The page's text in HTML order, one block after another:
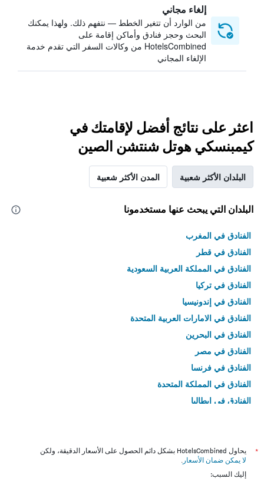
إلغاء مجاني
من الوارد أن تتغير الخطط — نتفهم ذلك. ولهذا يمكنك
البحث وحجز فنادق وأماكن إقامة على
HotelsCombined من وكالات السفر التي تقدم خدمة
الإلغاء المجاني
اعثر على نتائج أفضل لإقامتك في
كيمبنسكي هوتل شنتشن الصين
البلدان الأكثر شعبية المدن الأكثر شعبية
البلدان التي يبحث عنها مستخدمونا
الفنادق في المغرب
الفنادق في قطر
الفنادق في المملكة العربية السعودية
الفنادق في تركيا
الفنادق في إندونيسيا
الفنادق في الامارات العربية المتحدة
الفنادق في البحرين
الفنادق في مصر
الفنادق في فرنسا
الفنادق في المملكة المتحدة
الفنادق في إيطاليا
*
يحاول HotelsCombined بشكل دائم الحصول على الأسعار الدقيقة، ولكن
لا يمكن ضمان الأسعار .
إليك السبب: